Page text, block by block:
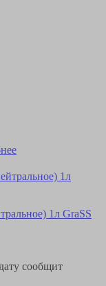
1л GraSS
сообщит